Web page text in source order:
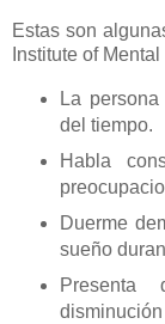
Estas son
Institute of
La
del tiempo.
Habla
Duerme
sueño
Presenta